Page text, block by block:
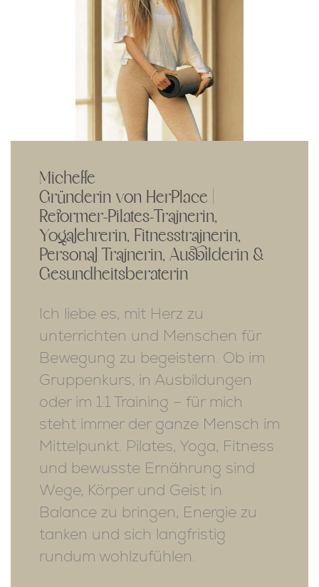
Michelle
Gründerin von HerPlace |
Reformer-Pilates-Trainerin,
Yogalehrerin, Fitnesstrainerin,
Personal Trainerin, Ausbilderin &
Gesundheitsberaterin
Ich liebe es, mit Herz zu
unterrichten und Menschen für
Bewegung zu begeistern. Ob im
Gruppenkurs, in Ausbildungen
oder im 1:1 Training – für mich
steht immer der ganze Mensch im
Mittelpunkt. Pilates, Yoga, Fitness
und bewusste Ernährung sind
Wege, Körper und Geist in
Balance zu bringen, Energie zu
tanken und sich langfristig
rundum wohlzufühlen.